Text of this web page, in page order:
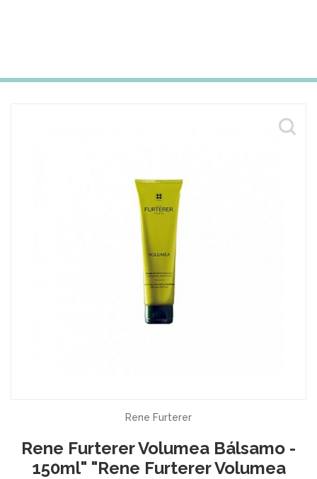
Rene Furterer
Rene Furterer Volumea Bálsamo -
150ml" "Rene Furterer Volumea